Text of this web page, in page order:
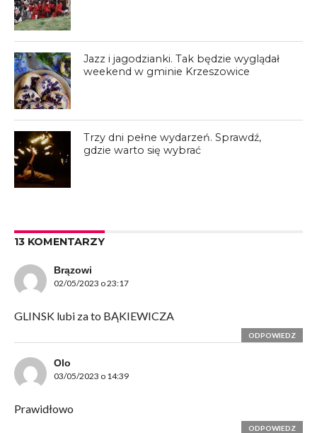
Jazz i jagodzianki. Tak będzie wyglądał
weekend w gminie Krzeszowice
Trzy dni pełne wydarzeń. Sprawdź,
gdzie warto się wybrać
13 KOMENTARZY
Brązowi
02/05/2023 o 23:17
GLINSK lubi za to BĄKIEWICZA
ODPOWIEDZ
Olo
03/05/2023 o 14:39
Prawidłowo
ODPOWIEDZ